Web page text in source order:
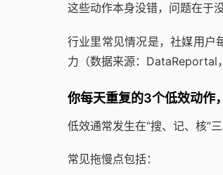
这些动作本身没错，问题在于
行业里常见情况是，社媒用户
力（数据来源：DataReportal
你每天重复的3个低效动作
低效通常发生在“搜、记、核”
常见拖慢点包括：